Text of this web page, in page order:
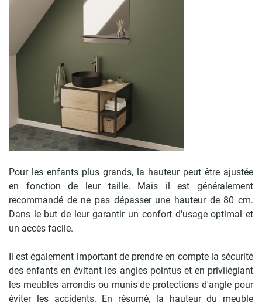
Pour les enfants plus grands, la hauteur peut être ajustée
en fonction de leur taille. Mais il est généralement
recommandé de ne pas dépasser une hauteur de 80 cm.
Dans le but de leur garantir un confort d'usage optimal et
un accès facile.
Il est également important de prendre en compte la sécurité
des enfants en évitant les angles pointus et en privilégiant
les meubles arrondis ou munis de protections d'angle pour
éviter les accidents. En résumé, la hauteur du meuble